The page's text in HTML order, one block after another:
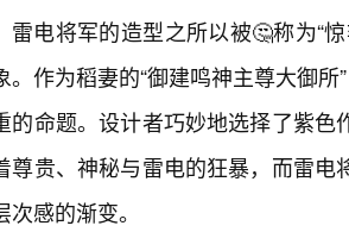
雷电将军的造型之所以被🤔称为“
。作为稻妻的“御建鸣神主尊大御
的命题。设计者巧妙地选择了紫
尊贵、神秘与雷电的狂暴，而雷
次感的渐变。